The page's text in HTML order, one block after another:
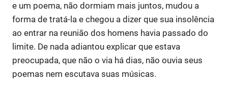
e um poema, não dormiam mais juntos, mudou a
forma de tratá-la e chegou a dizer que sua insolência
ao entrar na reunião dos homens havia passado do
limite. De nada adiantou explicar que estava
preocupada, que não o via há dias, não ouvia seus
poemas nem escutava suas músicas.